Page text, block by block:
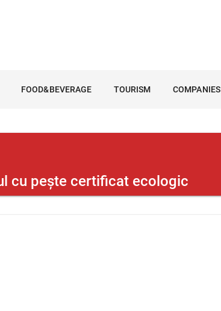
FOOD&BEVERAGE TOURISM COMPANIES
cu peşte certificat ecologic